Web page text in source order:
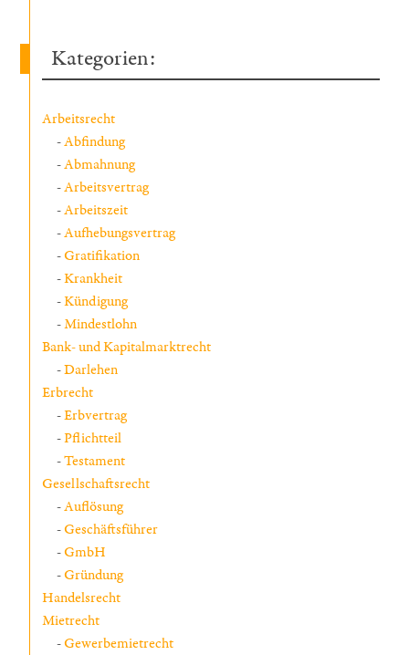
Kategorien:
Arbeitsrecht
Abfindung
Abmahnung
Arbeitsvertrag
Arbeitszeit
Aufhebungsvertrag
Gratifikation
Krankheit
Kündigung
Mindestlohn
Bank- und Kapitalmarktrecht
Darlehen
Erbrecht
Erbvertrag
Pflichtteil
Testament
Gesellschaftsrecht
Auflösung
Geschäftsführer
GmbH
Gründung
Handelsrecht
Mietrecht
Gewerbemietrecht